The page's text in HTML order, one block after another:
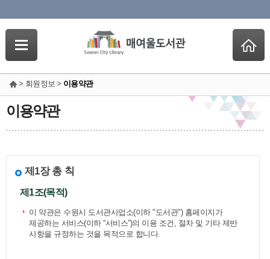
> 회원정보 > 이용약관
이용약관
제1장 총 칙
제1조(목적)
이 약관은 수원시 도서관사업소(이하 "도서관") 홈페이지가
제공하는 서비스(이하 “서비스”)의 이용 조건, 절차 및 기타 제반
사항을 규정하는 것을 목적으로 합니다.